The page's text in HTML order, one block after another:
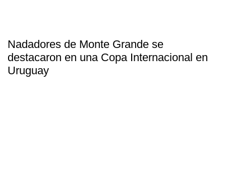
Nadadores de Monte Grande se
destacaron en una Copa Internacional en
Uruguay